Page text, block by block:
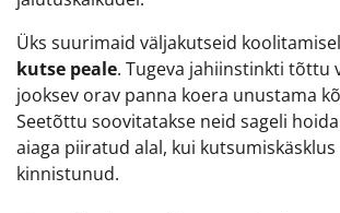
Üks suurimaid väljakutseid
kutse peale. Tugeva jahiinstinkti tõttu
jooksev orav panna koera unustama
Seetõttu soovitatakse neid sageli
aiaga piiratud alal, kui kutsumiskäsklus
kinnistunud.